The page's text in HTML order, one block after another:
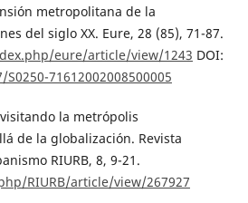
metropolitana de la
del siglo XX. Eure, 28 (85), 71-87.
eure/article/view/1243 DOI:
71612002008500005
la metrópolis
de la globalización. Revista
RIURB, 8, 9-21.
RIURB/article/view/267927